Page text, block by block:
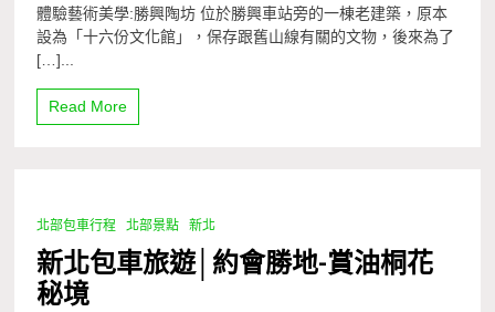
體驗藝術美學:勝興陶坊 位於勝興車站旁的一棟老建築，原本
設為「十六份文化館」，保存跟舊山線有關的文物，後來為了
[…]...
Read More
1 Minute
北部包車行程 北部景點 新北
新北包車旅遊│約會勝地-賞油桐花
秘境